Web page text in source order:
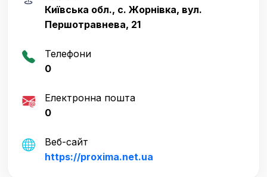
Київська обл., с. Жорнівка, вул.
Першотравнева, 21
Телефони
0
Електронна пошта
0
Веб-сайт
https://proxima.net.ua